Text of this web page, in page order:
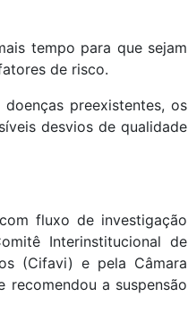
tempo para que sejam
de risco.
preexistentes, os
desvios de qualidade
fluxo de investigação
Interinstitucional de
(Cifavi) e pela Câmara
recomendou a suspensão